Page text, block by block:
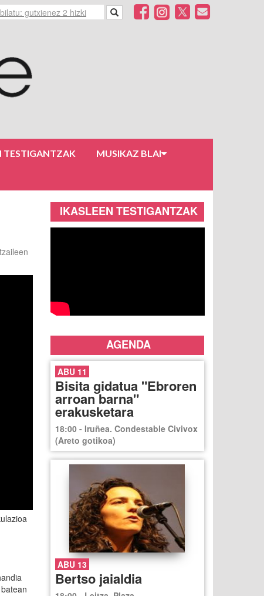
TESTIGANTZAK
MUSIKAZ BLAI
IKASLEEN TESTIGANTZAK
AGENDA
ABU 11
Bisita gidatua "Ebroren
arroan barna"
erakusketara
18:00 - Iruñea. Condestable Civivox
(Areto gotikoa)
ABU 13
Bertso jaialdia